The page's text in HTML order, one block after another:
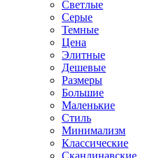
Светлые
Серые
Темные
Цена
Элитные
Дешевые
Размеры
Большие
Маленькие
Стиль
Минимализм
Классические
Скандинавские